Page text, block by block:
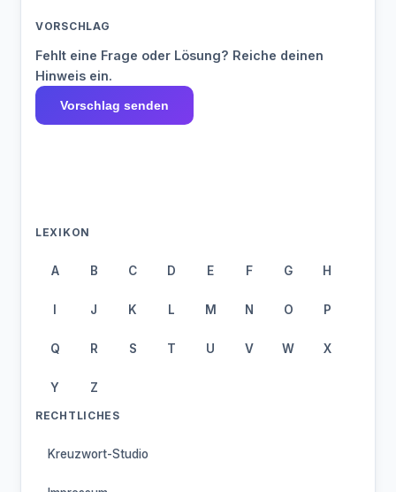
VORSCHLAG
Fehlt eine Frage oder Lösung? Reiche deinen
Hinweis ein.
Vorschlag senden
LEXIKON
A B C D E F G H
I J K L M N O P
Q R S T U V W X
Y Z
RECHTLICHES
Kreuzwort-Studio